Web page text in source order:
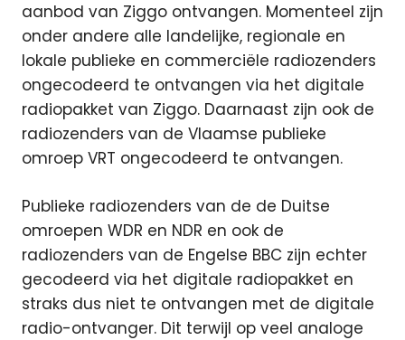
aanbod van Ziggo ontvangen. Momenteel zijn
onder andere alle landelijke, regionale en
lokale publieke en commerciële radiozenders
ongecodeerd te ontvangen via het digitale
radiopakket van Ziggo. Daarnaast zijn ook de
radiozenders van de Vlaamse publieke
omroep VRT ongecodeerd te ontvangen.
Publieke radiozenders van de de Duitse
omroepen WDR en NDR en ook de
radiozenders van de Engelse BBC zijn echter
gecodeerd via het digitale radiopakket en
straks dus niet te ontvangen met de digitale
radio-ontvanger. Dit terwijl op veel analoge